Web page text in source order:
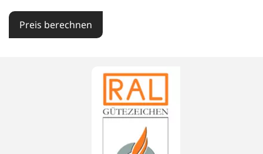
Preis berechnen